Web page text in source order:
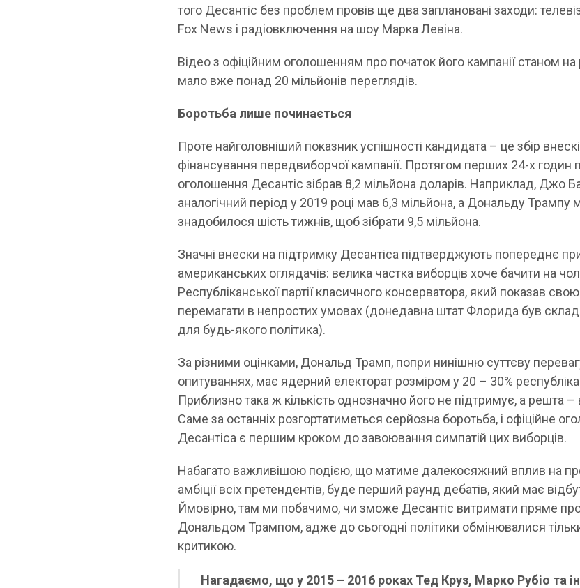
того Десантіс без проблем провів ще два заплановані заходи:
Fox News і радіовключення на шоу Марка Левіна.
Відео з офіційним оголошенням про початок його кампанії станом на
мало вже понад 20 мільйонів переглядів.
Боротьба лише починається
Проте найголовніший показник успішності кандидата – це збір
фінансування передвиборчої кампанії. Протягом перших 24-х годин
оголошення Десантіс зібрав 8,2 мільйона доларів. Наприклад, Джо
аналогічний період у 2019 році мав 6,3 мільйона, а Дональду Трампу
знадобилося шість тижнів, щоб зібрати 9,5 мільйона.
Значні внески на підтримку Десантіса підтверджують попереднє
американських оглядачів: велика частка виборців хоче бачити на
Республіканської партії класичного консерватора, який показав
перемагати в непростих умовах (донедавна штат Флорида був
для будь-якого політика).
За різними оцінками, Дональд Трамп, попри нинішню суттєву
опитуваннях, має ядерний електорат розміром у 20 – 30%
Приблизно така ж кількість однозначно його не підтримує, а решта –
Саме за останніх розгортатиметься серйозна боротьба, і офіційне
Десантіса є першим кроком до завоювання симпатій цих виборців.
Набагато важливішою подією, що матиме далекосяжний вплив на
амбіції всіх претендентів, буде перший раунд дебатів, який має
Ймовірно, там ми побачимо, чи зможе Десантіс витримати пряме
Дональдом Трампом, адже до сьогодні політики обмінювалися
критикою.
Нагадаємо, що у 2015 – 2016 роках Тед Круз, Марко Рубіо та